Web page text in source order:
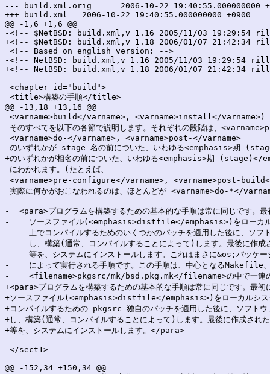
--- build.xml.orig	2006-10-22 19:40:55.000000000 +0900
+++ build.xml	2006-10-22 19:40:55.000000000 +0900
@@ -1,6 +1,6 @@
-<!-- $NetBSD: build.xml,v 1.16 2005/11/03 19:29:54
+<!-- $NetBSD: build.xml,v 1.18 2006/01/07 21:42:34
<!-- Based on english version: -->
-<!-- NetBSD: build.xml,v 1.16 2005/11/03 19:29:54
+<!-- NetBSD: build.xml,v 1.18 2006/01/07 21:42:34
<chapter id="build">
<title>構築の手順</title>
@@ -13,18 +13,16 @@
<varname>build</varname>, <varname>install</varname>)
そのすべてを以下の各節で説明します。それぞれの段階は、
<varname>do-</varname>, <varname>post-</varname>
-のいずれかが stage 名の前についた、いわゆる<emphasis>期
+のいずれかが相名の前についた、いわゆる<emphasis>期 (stage)</
にわかれます。(たとえば、
<varname>pre-configure</varname>, <varname>post-
実際に何かがおこなわれるのは、ほとんどが <varname>do-*</
-  <para>プログラムを構築するための基本的な手順は常に同じです。最
-    ソースファイル(<emphasis>distfile</emphasis>)をローカル
-    上でコンパイルするためのいくつかのパッチを適用した後に、ソフ
-    し、構築(通常、コンパイルすることによって)します。最後に作成
-    等を、システムにインストールします。これはまさに&os;パッケー
-    によって実行される手順です。この手順は、中心となるMakefile
-    <filename>pkgsrc/mk/bsd.pkg.mk</filename>の中で一連の
+<para>プログラムを構築するための基本的な手順は常に同じです。最初
+ソースファイル(<emphasis>distfile</emphasis>)をローカルシス
+コンパイルするための pkgsrc 独自のパッチを適用した後に、ソフトウ
+し、構築(通常、コンパイルすることによって)します。最後に作成され
+等を、システムにインストールします。</para>
</sect1>
@@ -152,34 +150,34 @@